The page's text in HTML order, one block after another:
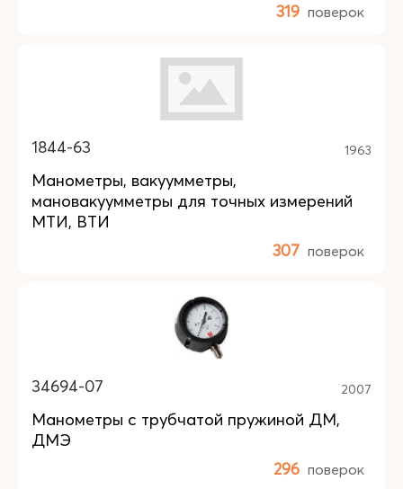
319 поверок
1844-63 1963
Манометры, вакуумметры,
мановакуумметры для точных измерений
МТИ, ВТИ
307 поверок
34694-07 2007
Манометры с трубчатой пружиной ДМ,
ДМЭ
296 поверок